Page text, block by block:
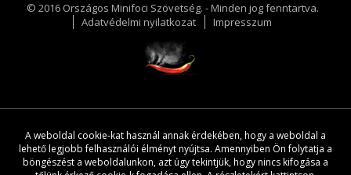
© 2016 Országos Minifoci Szövetség. - Minden jog fenntartva.
Adatvédelmi nyilatkozat
Impresszum
A weboldal cookie-kat használ annak érdekében, hogy a weboldal a
lehető legjobb felhasználói élményt nyújtsa. Amennyiben Ön folytatja a
böngészést a weboldalunkon, azt úgy tekintjük, hogy nincs kifogása a